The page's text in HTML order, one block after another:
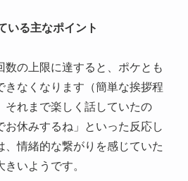
いる主なポイント
数の上限に達すると、ポケとも
きなくなります（簡単な挨拶程
それまで楽しく話していたの
お休みするね」といった反応し
、情緒的な繋がりを感じていた
いようです。